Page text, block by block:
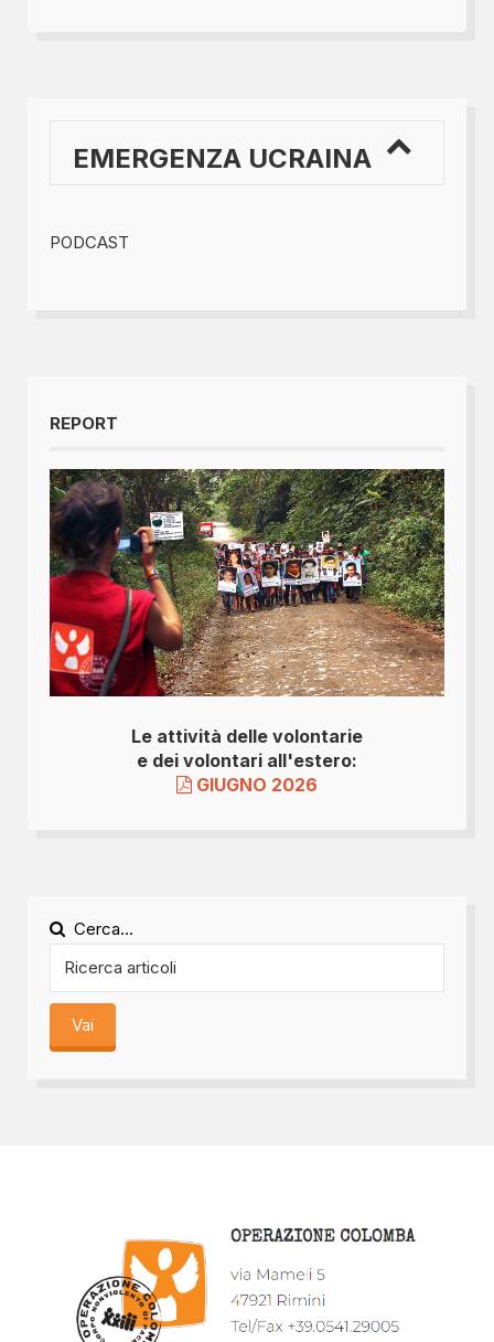
EMERGENZA UCRAINA
PODCAST
REPORT
Le attività delle volontarie
e dei volontari all'estero:
GIUGNO 2026
Cerca...
Vai